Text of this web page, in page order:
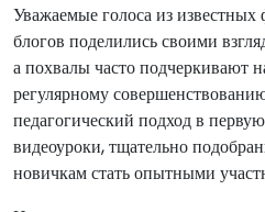
Уважаемые голоса из
блогов поделились своими
а похвалы часто подчеркивают
регулярному
педагогический подход в
видеоуроки, тщательно
новичкам стать опытными